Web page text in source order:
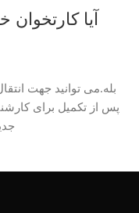
آیا کارتخوان
بله.می توانید جهت
پس از تکمیل برای